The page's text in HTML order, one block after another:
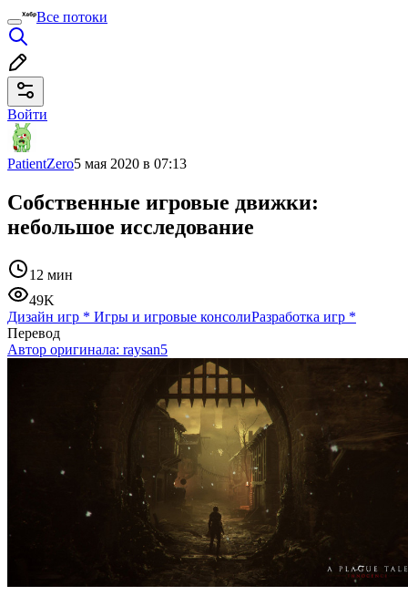
Все потоки
Войти
PatientZero5 мая 2020 в 07:13
Собственные игровые движки:
небольшое исследование
12 мин
49K
Дизайн игр * Игры и игровые консолиРазработка игр *
Перевод
Автор оригинала: raysan5